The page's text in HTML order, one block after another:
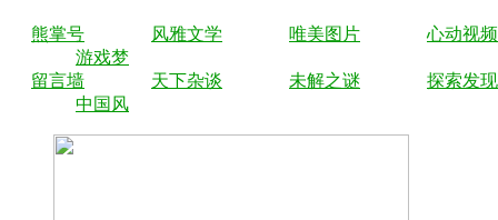
熊掌号 风雅文学 唯美图片
心动视频
游戏梦
留言墙
天下杂谈 未解之谜
探索发现
中国风